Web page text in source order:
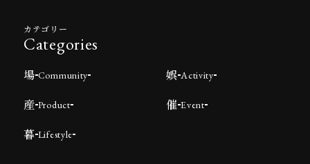
カテゴリー
Categories
場 Community 娯 Activity
産 Product 催 Event
暮 Lifestyle